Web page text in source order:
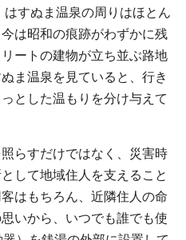
すぬま温泉の周りはほとん
は昭和の痕跡がわずかに残
ートの建物が立ち並ぶ路地
ま温泉を見ていると、行き
とした温もりを分け与えて
らすだけではなく、災害時
して地域住人を支えること
はもちろん、近隣住人の命
いから、いつでも誰でも使